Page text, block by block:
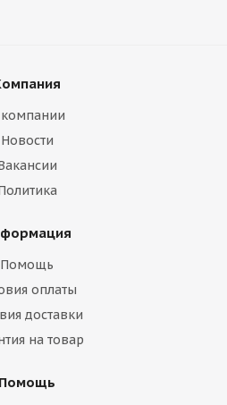
Новости
Помощь
оплаты
доставки
на товар
Помощь